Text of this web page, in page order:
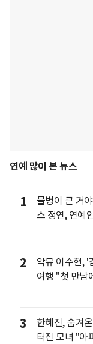
연예 많이 본 뉴스
1
물병이 큰 거
스 정연, 연예
2
악뮤 이수현, '
여행 "첫 만남
3
한혜진, 숨겨
터진 모녀 "아